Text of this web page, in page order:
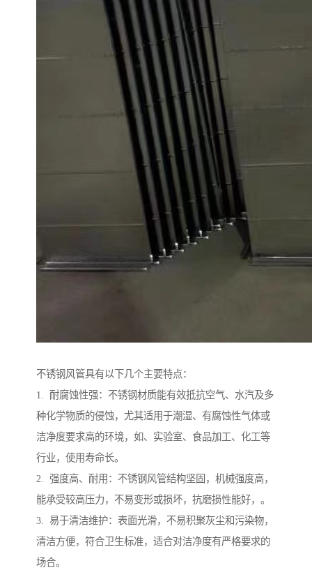
不锈钢风管具有以下几个主要特点：
1. 耐腐蚀性强：不锈钢材质能有效抵抗空气、水汽及多
种化学物质的侵蚀，尤其适用于潮湿、有腐蚀性气体或
洁净度要求高的环境，如、实验室、食品加工、化工等
行业，使用寿命长。
2. 强度高、耐用：不锈钢风管结构坚固，机械强度高，
能承受较高压力，不易变形或损坏，抗磨损性能好，。
3. 易于清洁维护：表面光滑，不易积聚灰尘和污染物，
清洁方便，符合卫生标准，适合对洁净度有严格要求的
场合。